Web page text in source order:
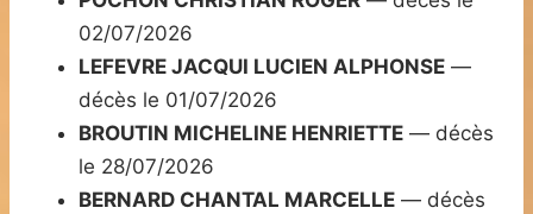
02/07/2026
LEFEVRE JACQUI LUCIEN ALPHONSE —
décès le 01/07/2026
BROUTIN MICHELINE HENRIETTE — décès
le 28/07/2026
BERNARD CHANTAL MARCELLE — décès